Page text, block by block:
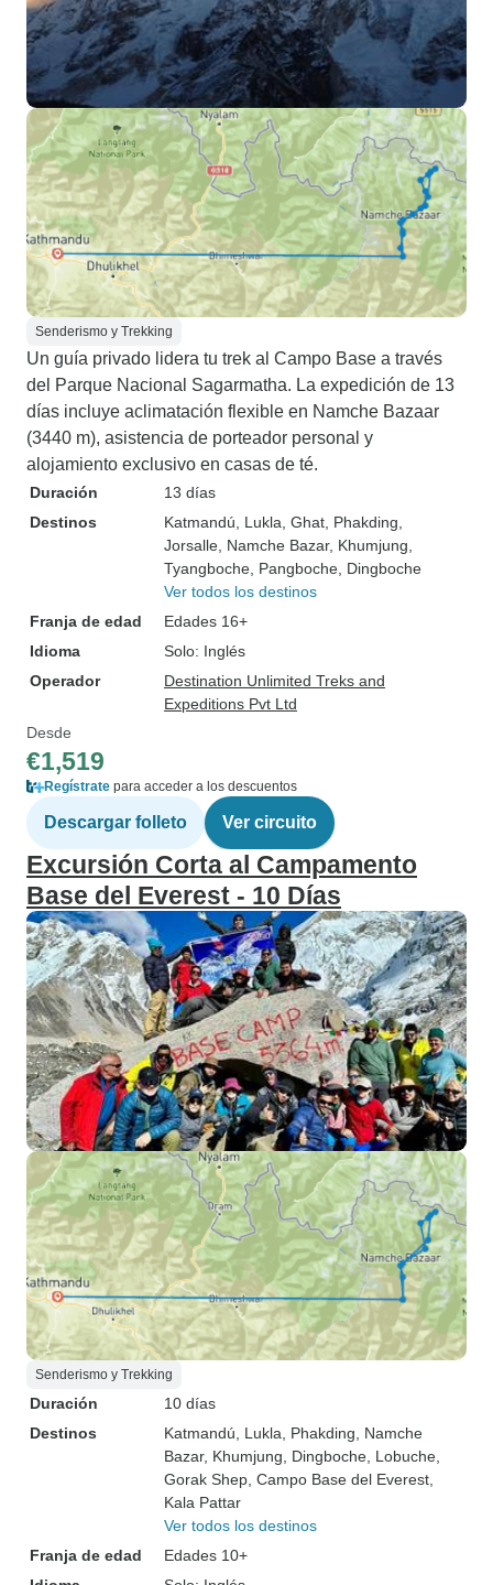
Senderismo y Trekking
Un guía privado lidera tu trek al Campo Base a través
del Parque Nacional Sagarmatha. La expedición de 13
días incluye aclimatación flexible en Namche Bazaar
(3440 m), asistencia de porteador personal y
alojamiento exclusivo en casas de té.
Duración
13 días
Destinos
Katmandú , Lukla , Ghat , Phakding
Jorsalle , Namche Bazar, Khumjung
Tyangboche , Pangboche , Dingboche
Ver todos los destinos
Franja de edad
Edades 16+
Idioma
Solo: Inglés
Operador
Destination Unlimited Treks and
Expeditions Pvt Ltd
Desde
€1,519
Regístrate para acceder a los descuentos
Descargar folleto Ver circuito
Excursión Corta al Campamento
Base del Everest - 10 Días
Senderismo y Trekking
Duración
10 días
Destinos
Katmandú , Lukla , Phakding , Namche
Bazar, Khumjung , Dingboche , Lobuche
Gorak Shep , Campo Base del Everest
Kala Pattar
Ver todos los destinos
Franja de edad
Edades 10+